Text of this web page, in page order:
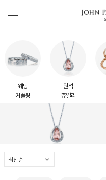
웨딩
커플링
원석
쥬얼리